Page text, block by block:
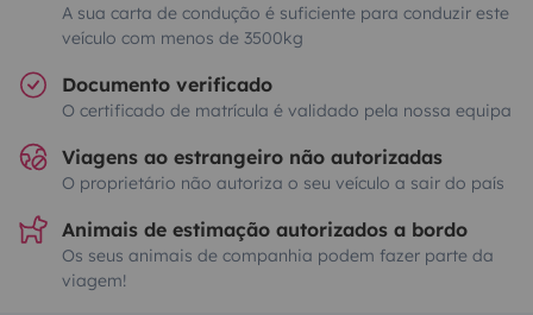
A sua carta de condução é suficiente para conduzir este
veículo com menos de 3500kg
Documento verificado
O certificado de matrícula é validado pela nossa equipa
Viagens ao estrangeiro não autorizadas
O proprietário não autoriza o seu veículo a sair do país
Animais de estimação autorizados a bordo
Os seus animais de companhia podem fazer parte da
viagem!